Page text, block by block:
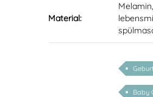
Material:
Melamin,
Baby